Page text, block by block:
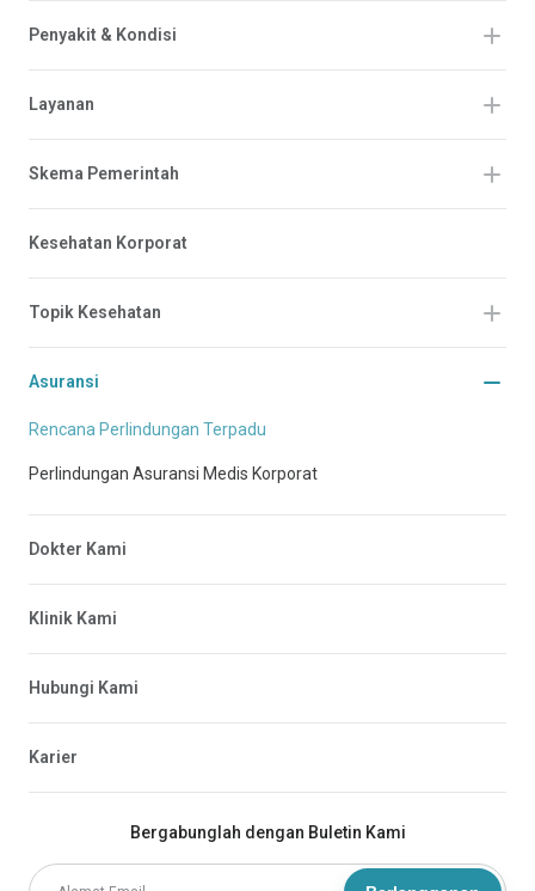
Bergabunglah dengan Buletin Kami
Penyakit & Kondisi
Layanan
Skema Pemerintah
Kesehatan Korporat
Topik Kesehatan
Asuransi
Rencana Perlindungan Terpadu
Perlindungan Asuransi Medis Korporat
Dokter Kami
Klinik Kami
Hubungi Kami
Karier